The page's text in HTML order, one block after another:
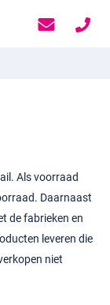
Als voorraad
Daarnaast
de fabrieken en
leveren die
niet